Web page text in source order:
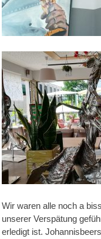
Wir waren alle noch a
unserer Verspätung
erledigt ist.